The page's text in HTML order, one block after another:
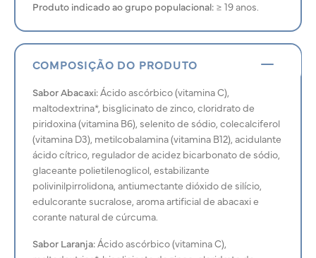
Produto indicado ao grupo populacional:≥ 19 anos.
COMPOSIÇÃO DO PRODUTO
Sabor Abacaxi:Ácido ascórbico (vitamina C),
maltodextrina*, bisglicinato de zinco, cloridrato de
piridoxina (vitamina B6), selenito de sódio, colecalciferol
(vitamina D3), metilcobalamina (vitamina B12), acidulante
ácido cítrico, regulador de acidez bicarbonato de sódio,
glaceante polietilenoglicol, estabilizante
polivinilpirrolidona, antiumectante dióxido de silício,
edulcorante sucralose, aroma artificial de abacaxi e
corante natural de cúrcuma.
Sabor Laranja:Ácido ascórbico (vitamina C),